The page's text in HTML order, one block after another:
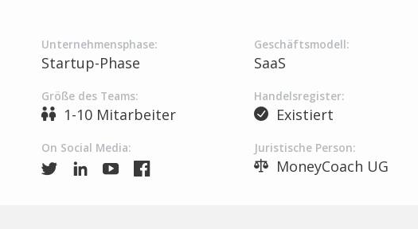
Unternehmensphase:
Startup-Phase
Geschäftsmodell:
SaaS
Größe des Teams:
1-10 Mitarbeiter
Handelsregister:
Existiert
On Social Media: Juristische Person:
MoneyCoach UG